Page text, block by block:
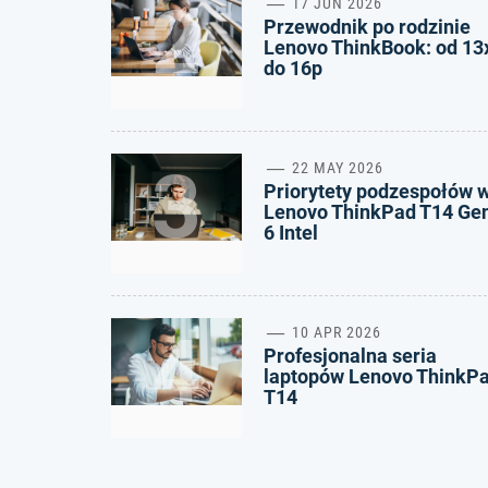
2 17 JUN 2026
Przewodnik po rodzinie
Lenovo ThinkBook: od
do 16p
3 22 MAY 2026
Priorytety podzespołów
Lenovo ThinkPad T14
6 Intel
4 10 APR 2026
Profesjonalna seria
laptopów Lenovo
T14